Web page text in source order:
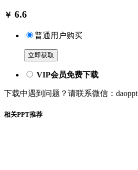
￥ 6.6
普通用户购买
立即获取
VIP会员免费下载
下载中遇到问题？请联系微信：daoppt
相关PPT推荐